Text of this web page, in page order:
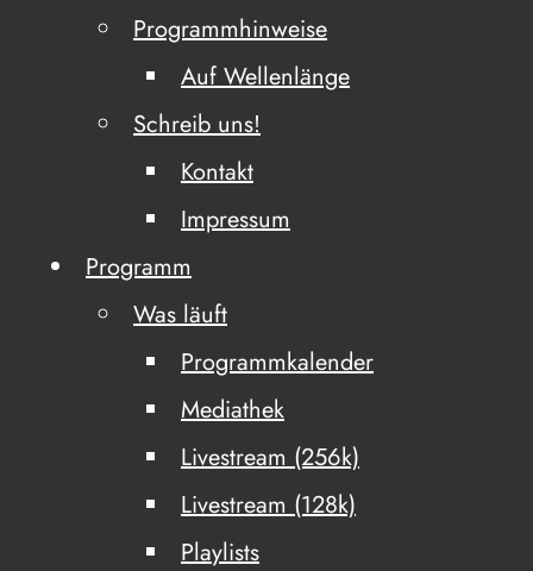
Programmhinweise
Auf Wellenlänge
Schreib uns!
Kontakt
Impressum
Programm
Was läuft
Programmkalender
Mediathek
Livestream (256k)
Livestream (128k)
Playlists